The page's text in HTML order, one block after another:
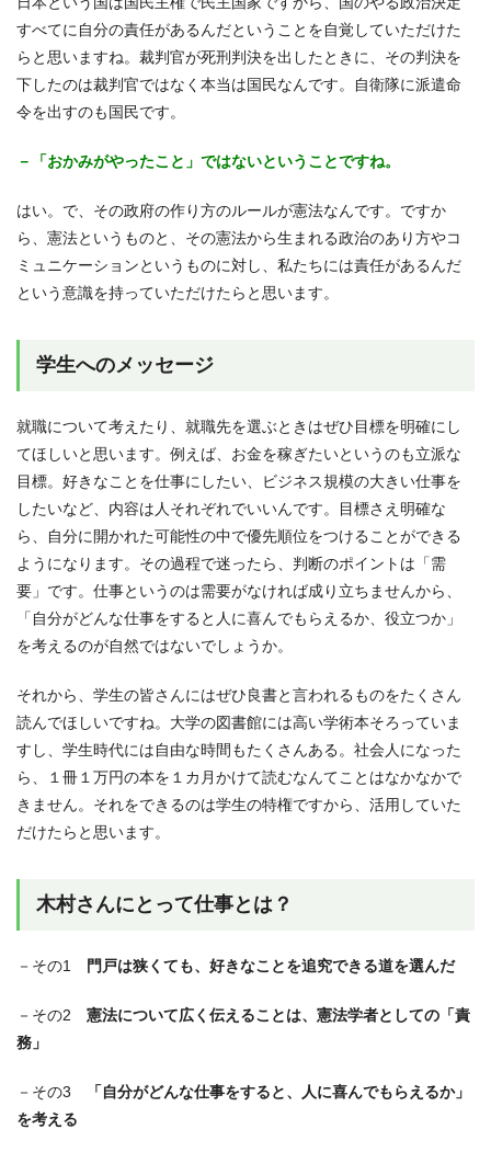
すべてに自分の責任があるんだということを自覚していただけた
らと思いますね。裁判官が死刑判決を出したときに、その判決を
下したのは裁判官ではなく本当は国民なんです。自衛隊に派遣命
令を出すのも国民です。
－「おかみがやったこと」ではないということですね。
はい。で、その政府の作り方のルールが憲法なんです。ですか
ら、憲法というものと、その憲法から生まれる政治のあり方やコ
ミュニケーションというものに対し、私たちには責任があるんだ
という意識を持っていただけたらと思います。
学生へのメッセージ
就職について考えたり、就職先を選ぶときはぜひ目標を明確にし
てほしいと思います。例えば、お金を稼ぎたいというのも立派な
目標。好きなことを仕事にしたい、ビジネス規模の大きい仕事を
したいなど、内容は人それぞれでいいんです。目標さえ明確な
ら、自分に開かれた可能性の中で優先順位をつけることができる
ようになります。その過程で迷ったら、判断のポイントは「需
要」です。仕事というのは需要がなければ成り立ちませんから、
「自分がどんな仕事をすると人に喜んでもらえるか、役立つか」
を考えるのが自然ではないでしょうか。
それから、学生の皆さんにはぜひ良書と言われるものをたくさん
読んでほしいですね。大学の図書館には高い学術本そろっていま
すし、学生時代には自由な時間もたくさんある。社会人になった
ら、１冊１万円の本を１カ月かけて読むなんてことはなかなかで
きません。それをできるのは学生の特権ですから、活用していた
だけたらと思います。
木村さんにとって仕事とは？
－その1 門戸は狭くても、好きなことを追究できる道を選んだ
－その2 憲法について広く伝えることは、憲法学者としての「責
務」
－その3 「自分がどんな仕事をすると、人に喜んでもらえるか」
を考える